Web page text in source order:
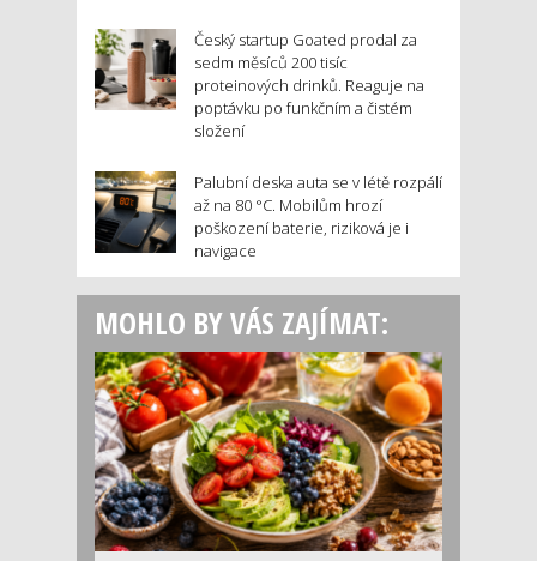
Český startup Goated prodal za
sedm měsíců 200 tisíc
proteinových drinků. Reaguje na
poptávku po funkčním a čistém
složení
Palubní deska auta se v létě rozpálí
až na 80 °C. Mobilům hrozí
poškození baterie, riziková je i
navigace
MOHLO BY VÁS ZAJÍMAT: